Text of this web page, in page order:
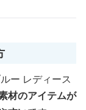
ー レディース
材のアイテムが